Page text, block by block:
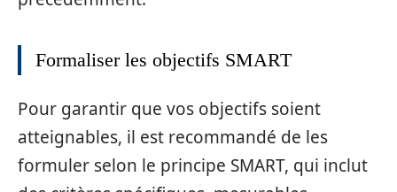
Formaliser les objectifs SMART
Pour garantir que vos objectifs soient
atteignables, il est recommandé de les
formuler selon le principe SMART, qui inclut